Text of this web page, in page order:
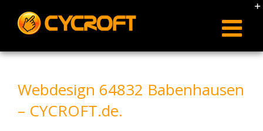
content
Webdesign 64832 Babenhausen
– CYCROFT.de.